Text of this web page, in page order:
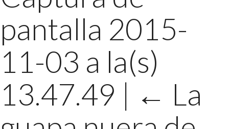
pantalla 2015-
11-03 a la(s)
13.47.49 | ← La